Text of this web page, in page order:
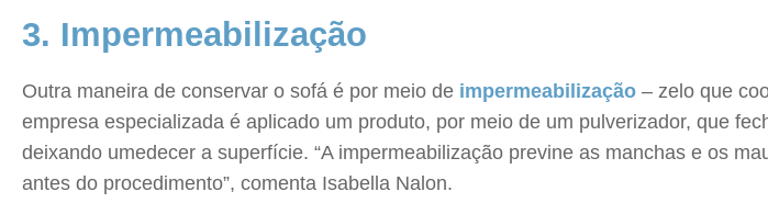
3. Impermeabilização
Outra maneira de conservar o sofá é por meio de impermeabilização – zelo que
empresa especializada é aplicado um produto, por meio de um pulverizador, que
deixando umedecer a superfície. “A impermeabilização previne as manchas e os
antes do procedimento”, comenta Isabella Nalon.